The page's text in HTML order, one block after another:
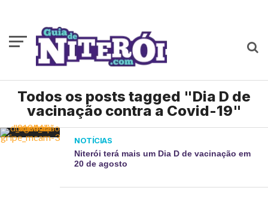
Todos os posts tagged "Dia D de
vacinação contra a Covid-19"
NOTÍCIAS
Niterói terá mais um Dia D de vacinação em
20 de agosto